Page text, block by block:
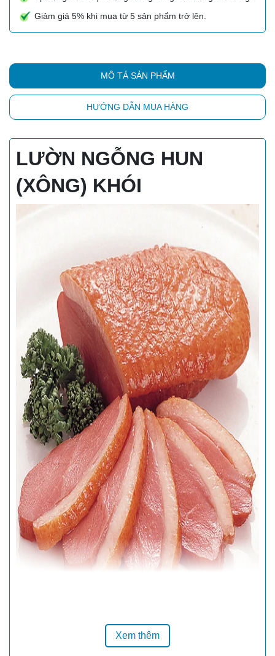
Giảm giá 5% khi mua từ 5 sản phẩm trở lên.
MÔ TẢ SẢN PHẨM
HƯỚNG DẪN MUA HÀNG
LƯỜN NGỖNG HUN
(XÔNG) KHÓI
Xem thêm